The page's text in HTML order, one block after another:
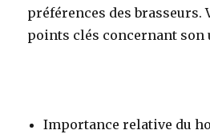
préférences des brasseurs.
points clés concernant
Importance relative du